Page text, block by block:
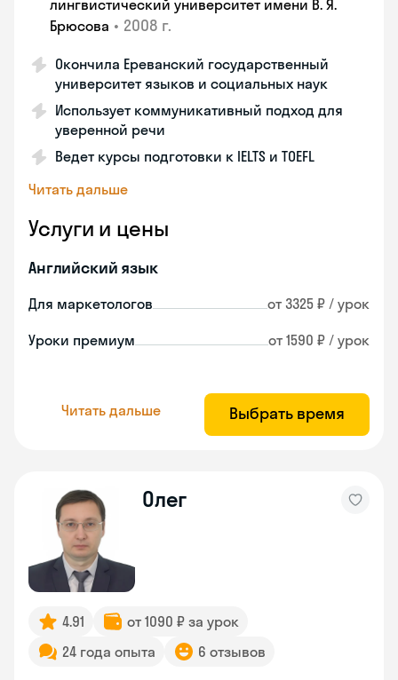
лингвистический университет имени В. Я.
Брюсова • 2008 г.
Окончила Ереванский государственный
университет языков и социальных наук
Использует коммуникативный подход для
уверенной речи
Ведет курсы подготовки к IELTS и TOEFL
Читать дальше
Услуги и цены
Английский язык
Для маркетологов от 3325 ₽ / урок
Уроки премиум от 1590 ₽ / урок
Читать дальше Выбрать время
Олег
4.91
от 1090 ₽ за урок
24 года опыта
6 отзывов